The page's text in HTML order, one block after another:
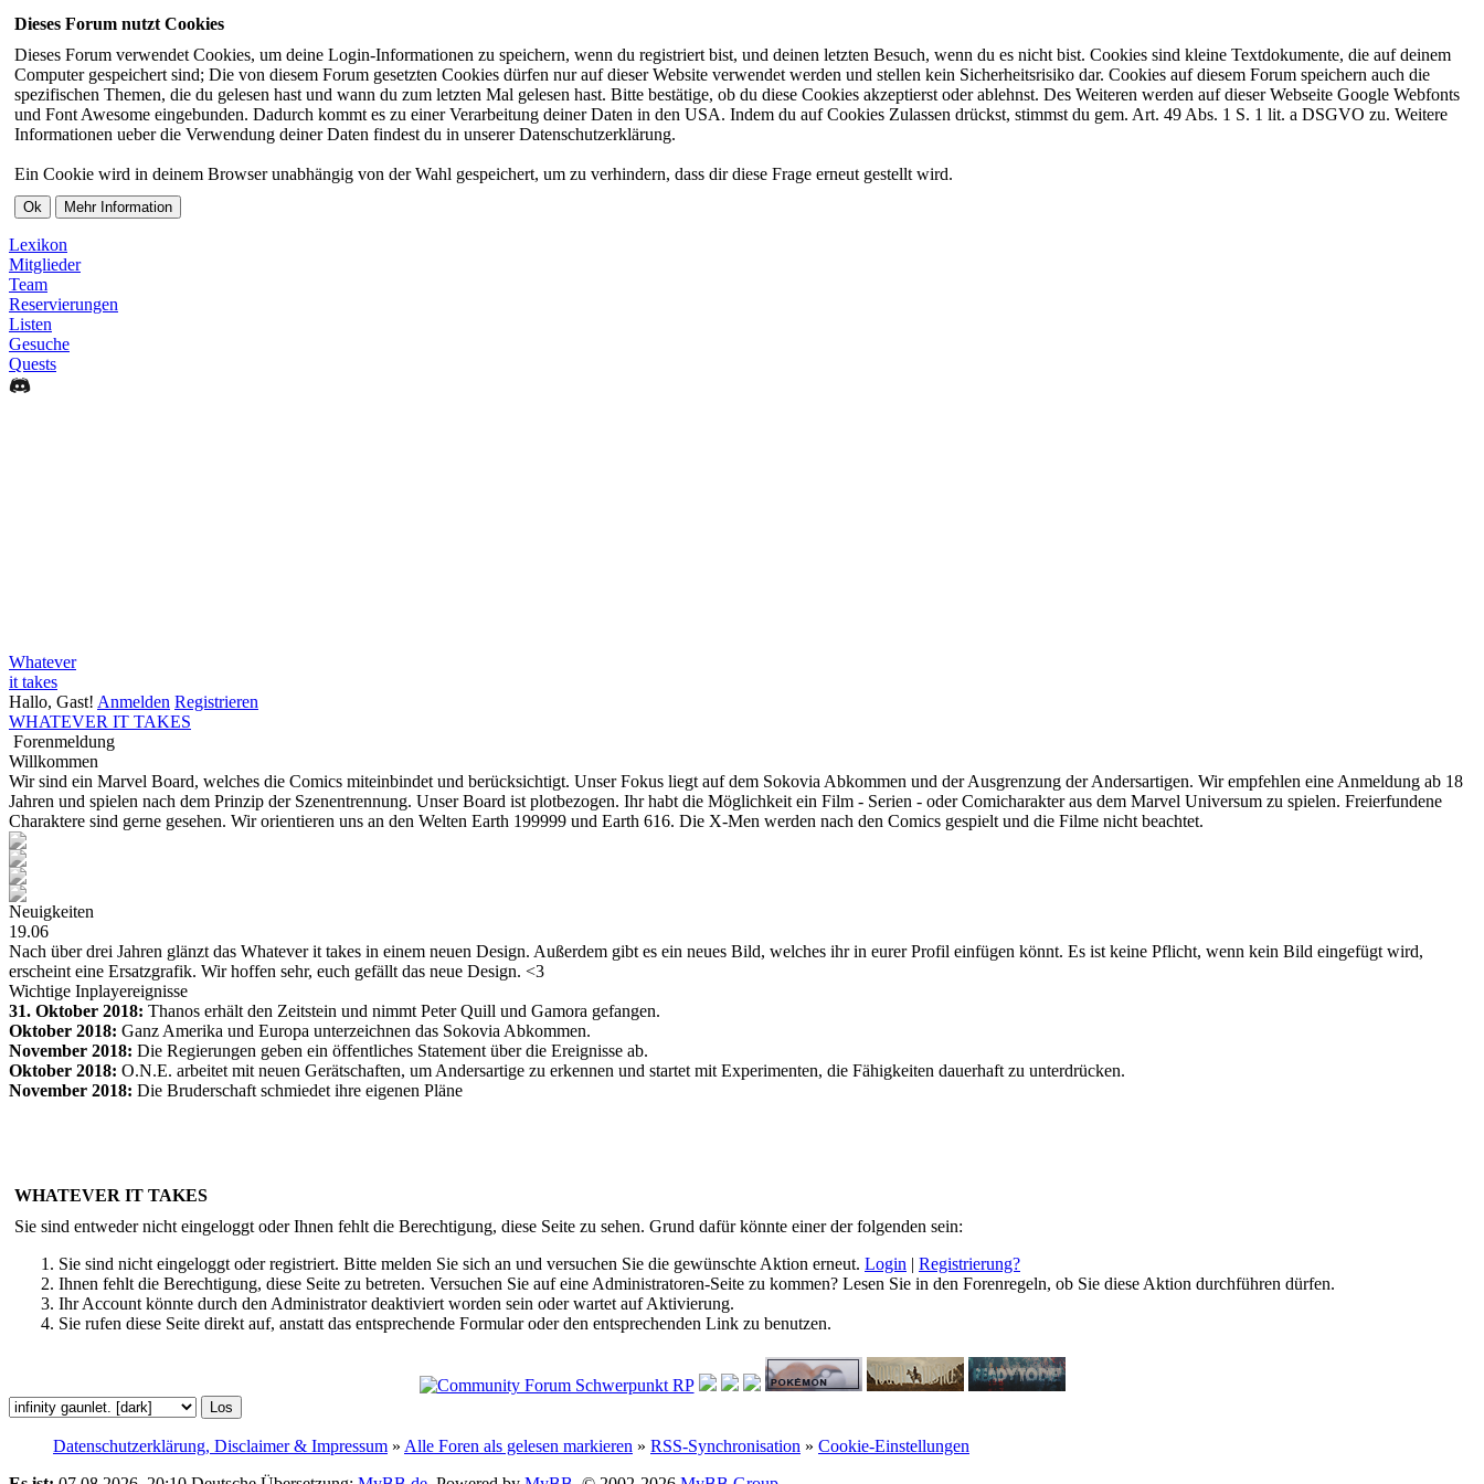
Dieses Forum nutzt Cookies
Dieses Forum verwendet Cookies, um deine Login-Informationen zu speichern, wenn du registriert bist, und deinen letzten Besuch, wenn du es nicht bist. Cookies sind kleine Textdokumente, die auf deinem
Computer gespeichert sind; Die von diesem Forum gesetzten Cookies dürfen nur auf dieser Website verwendet werden und stellen kein Sicherheitsrisiko dar. Cookies auf diesem Forum speichern auch die
spezifischen Themen, die du gelesen hast und wann du zum letzten Mal gelesen hast. Bitte bestätige, ob du diese Cookies akzeptierst oder ablehnst. Des Weiteren werden auf dieser Webseite Google Webfonts
und Font Awesome eingebunden. Dadurch kommt es zu einer Verarbeitung deiner Daten in den USA. Indem du auf Cookies Zulassen drückst, stimmst du gem. Art. 49 Abs. 1 S. 1 lit. a DSGVO zu. Weitere
Informationen ueber die Verwendung deiner Daten findest du in unserer Datenschutzerklärung.
Ein Cookie wird in deinem Browser unabhängig von der Wahl gespeichert, um zu verhindern, dass dir diese Frage erneut gestellt wird.
Lexikon
Mitglieder
Team
Reservierungen
Listen
Gesuche
Quests
Whatever
it takes
Hallo, Gast! Anmelden Registrieren
WHATEVER IT TAKES
Forenmeldung
Willkommen
Wir sind ein Marvel Board, welches die Comics miteinbindet und berücksichtigt. Unser Fokus liegt auf dem Sokovia Abkommen und der Ausgrenzung der Andersartigen. Wir empfehlen eine Anmeldung ab 18
Jahren und spielen nach dem Prinzip der Szenentrennung. Unser Board ist plotbezogen. Ihr habt die Möglichkeit ein Film - Serien - oder Comicharakter aus dem Marvel Universum zu spielen. Freierfundene
Charaktere sind gerne gesehen. Wir orientieren uns an den Welten Earth 199999 und Earth 616. Die X-Men werden nach den Comics gespielt und die Filme nicht beachtet.
Neuigkeiten
19.06
Nach über drei Jahren glänzt das Whatever it takes in einem neuen Design. Außerdem gibt es ein neues Bild, welches ihr in eurer Profil einfügen könnt. Es ist keine Pflicht, wenn kein Bild eingefügt wird,
erscheint eine Ersatzgrafik. Wir hoffen sehr, euch gefällt das neue Design. <3
Wichtige Inplayereignisse
31. Oktober 2018: Thanos erhält den Zeitstein und nimmt Peter Quill und Gamora gefangen.
Oktober 2018: Ganz Amerika und Europa unterzeichnen das Sokovia Abkommen.
November 2018: Die Regierungen geben ein öffentliches Statement über die Ereignisse ab.
Oktober 2018: O.N.E. arbeitet mit neuen Gerätschaften, um Andersartige zu erkennen und startet mit Experimenten, die Fähigkeiten dauerhaft zu unterdrücken.
November 2018: Die Bruderschaft schmiedet ihre eigenen Pläne
WHATEVER IT TAKES
Sie sind entweder nicht eingeloggt oder Ihnen fehlt die Berechtigung, diese Seite zu sehen. Grund dafür könnte einer der folgenden sein:
Sie sind nicht eingeloggt oder registriert. Bitte melden Sie sich an und versuchen Sie die gewünschte Aktion erneut. Login | Registrierung?
Ihnen fehlt die Berechtigung, diese Seite zu betreten. Versuchen Sie auf eine Administratoren-Seite zu kommen? Lesen Sie in den Forenregeln, ob Sie diese Aktion durchführen dürfen.
Ihr Account könnte durch den Administrator deaktiviert worden sein oder wartet auf Aktivierung.
Sie rufen diese Seite direkt auf, anstatt das entsprechende Formular oder den entsprechenden Link zu benutzen.
Datenschutzerklärung, Disclaimer & Impressum » Alle Foren als gelesen markieren » RSS-Synchronisation » Cookie-Einstellungen